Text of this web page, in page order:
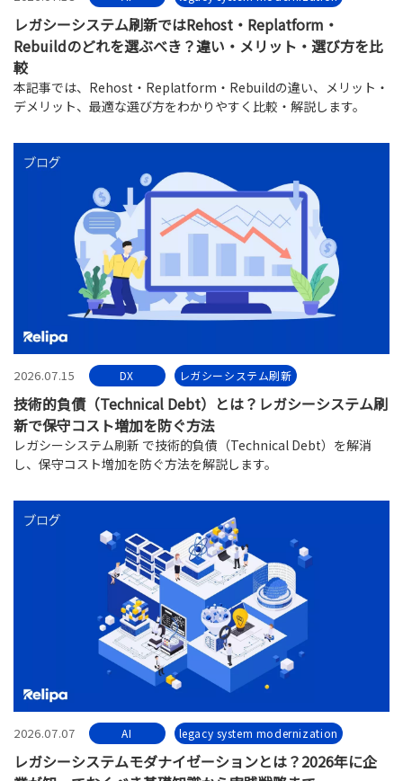
レガシーシステム刷新ではRehost・Replatform・
Rebuildのどれを選ぶべき？違い・メリット・選び方を比
較
本記事では、Rehost・Replatform・Rebuildの違い、メリット・
デメリット、最適な選び方をわかりやすく比較・解説します。
2026.07.15 DX レガシーシステム刷新
技術的負債（Technical Debt）とは？レガシーシステム刷
新で保守コスト増加を防ぐ方法
レガシーシステム刷新 で技術的負債（Technical Debt）を解消
し、保守コスト増加を防ぐ方法を解説します。
2026.07.07 AI legacy system modernization
レガシーシステムモダナイゼーションとは？2026年に企